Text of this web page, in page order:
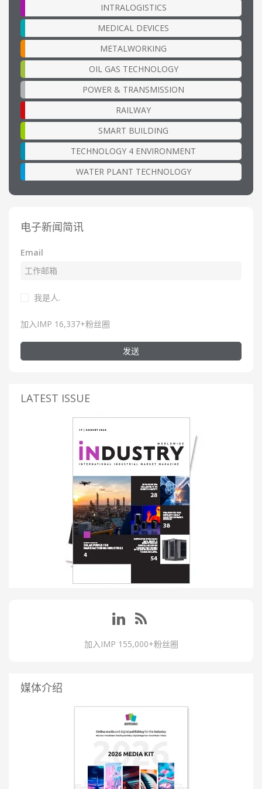
INTRALOGISTICS
MEDICAL DEVICES
METALWORKING
OIL GAS TECHNOLOGY
POWER & TRANSMISSION
RAILWAY
SMART BUILDING
TECHNOLOGY 4 ENVIRONMENT
WATER PLANT TECHNOLOGY
电子新闻简讯
Email
我是人.
加入IMP 16,337+粉丝圈
发送
LATEST ISSUE
加入IMP 155,000+粉丝圈
媒体介绍